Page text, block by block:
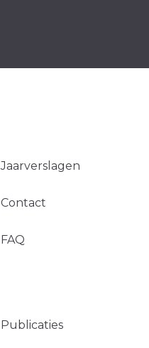
Jaarverslagen
Contact
FAQ
Publicaties